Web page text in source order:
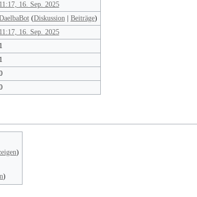
11:17, 16. Sep. 2025
(Diskussion| Beiträge)
11:17, 16. Sep. 2025
1
1
)
)